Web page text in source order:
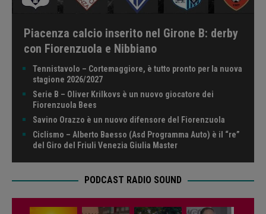
Piacenza calcio inserito nel Girone B: derby
con Fiorenzuola e Nibbiano
Tennistavolo – Cortemaggiore, è tutto pronto per la nuova
stagione 2026/2027
Serie B – Oliver Krilkovs è un nuovo giocatore dei
Fiorenzuola Bees
Savino Orazzo è un nuovo difensore del Fiorenzuola
Ciclismo – Alberto Baesso (Asd Programma Auto) è il “re”
del Giro del Friuli Venezia Giulia Master
PODCAST RADIO SOUND